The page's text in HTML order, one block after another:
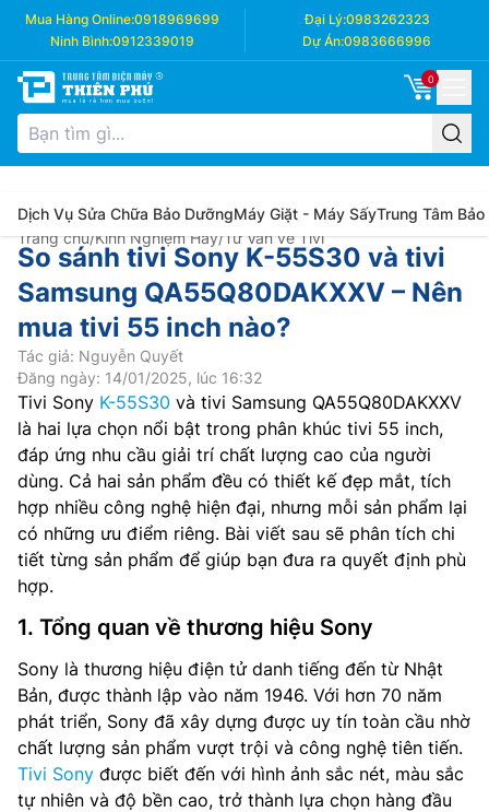
Mua Hàng Online:0918969699 Đại Lý:0983262323
Ninh Bình:0912339019 Dự Án:0983666996
0
Dịch Vụ Sửa Chữa Bảo DưỡngMáy Giặt - Máy SấyTrung Tâm Bảo
Trang chủ/Kinh Nghiệm Hay/Tư Vấn về Tivi
So sánh tivi Sony K-55S30 và tivi
Samsung QA55Q80DAKXXV – Nên
mua tivi 55 inch nào?
Tác giả: Nguyễn Quyết
Đăng ngày: 14/01/2025, lúc 16:32
Tivi Sony K-55S30 và tivi Samsung QA55Q80DAKXXV
là hai lựa chọn nổi bật trong phân khúc tivi 55 inch,
đáp ứng nhu cầu giải trí chất lượng cao của người
dùng. Cả hai sản phẩm đều có thiết kế đẹp mắt, tích
hợp nhiều công nghệ hiện đại, nhưng mỗi sản phẩm lại
có những ưu điểm riêng. Bài viết sau sẽ phân tích chi
tiết từng sản phẩm để giúp bạn đưa ra quyết định phù
hợp.
1. Tổng quan về thương hiệu Sony
Sony là thương hiệu điện tử danh tiếng đến từ Nhật
Bản, được thành lập vào năm 1946. Với hơn 70 năm
phát triển, Sony đã xây dựng được uy tín toàn cầu nhờ
chất lượng sản phẩm vượt trội và công nghệ tiên tiến.
Tivi Sony được biết đến với hình ảnh sắc nét, màu sắc
tự nhiên và độ bền cao, trở thành lựa chọn hàng đầu